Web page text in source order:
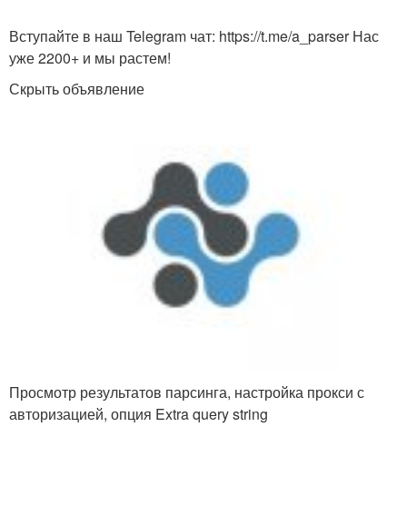
Вступайте в наш Telegram чат: https://t.me/a_parser Нас
уже 2200+ и мы растем!
Скрыть объявление
Просмотр результатов парсинга, настройка прокси с
авторизацией, опция Extra query string